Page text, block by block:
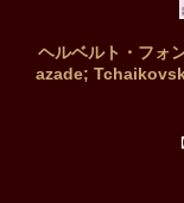
ヘルベルト・フォ
azade;